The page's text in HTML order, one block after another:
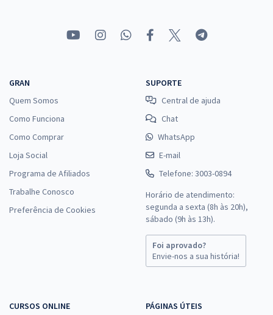
GRAN
Quem Somos
Como Funciona
Como Comprar
Loja Social
Programa de Afiliados
Trabalhe Conosco
Preferência de Cookies
SUPORTE
Central de ajuda
Chat
WhatsApp
E-mail
Telefone: 3003-0894
Horário de atendimento:
segunda a sexta (8h às 20h),
sábado (9h às 13h).
Foi aprovado?
Envie-nos a sua história!
CURSOS ONLINE PÁGINAS ÚTEIS